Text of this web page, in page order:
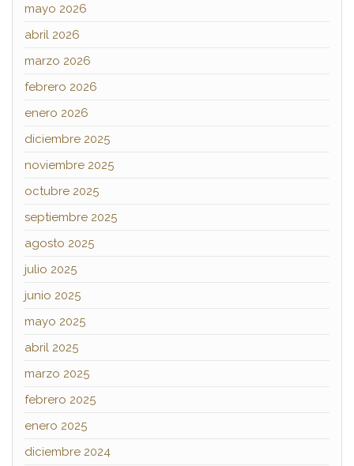
mayo 2026
abril 2026
marzo 2026
febrero 2026
enero 2026
diciembre 2025
noviembre 2025
octubre 2025
septiembre 2025
agosto 2025
julio 2025
junio 2025
mayo 2025
abril 2025
marzo 2025
febrero 2025
enero 2025
diciembre 2024